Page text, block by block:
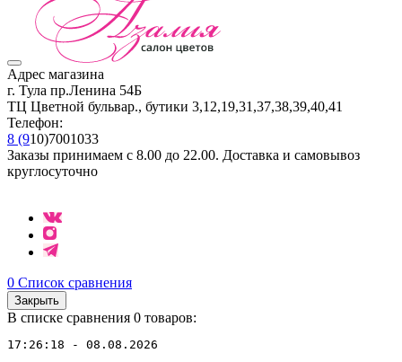
Адрес магазина
г. Тула пр.Ленина 54Б
ТЦ Цветной бульвар., бутики 3,12,19,31,37,38,39,40,41
Телефон:
8 (910)7001033
Заказы принимаем с 8.00 до 22.00. Доставка и самовывоз
круглосуточно
0 Список сравнения
Закрыть
В списке сравнения 0 товаров:
17:26:18 - 08.08.2026